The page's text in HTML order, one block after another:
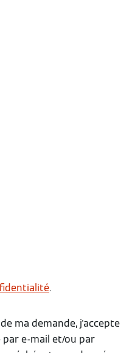
.
ma demande, j'accepte
e-mail et/ou par